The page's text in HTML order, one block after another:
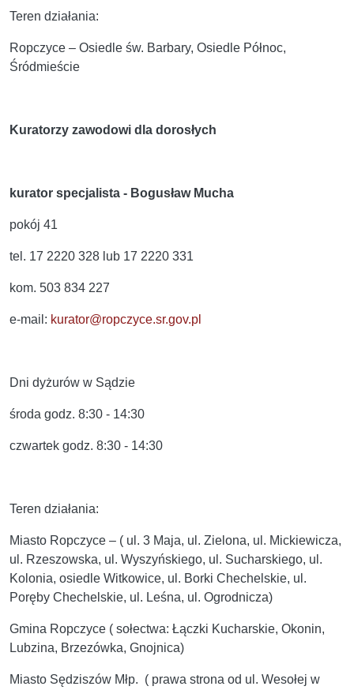
Teren działania:
Ropczyce – Osiedle św. Barbary, Osiedle Północ,
Śródmieście
Kuratorzy zawodowi dla dorosłych
kurator specjalista - Bogusław Mucha
pokój 41
tel. 17 2220 328 lub 17 2220 331
kom. 503 834 227
e-mail: kurator@ropczyce.sr.gov.pl
Dni dyżurów w Sądzie
środa godz. 8:30 - 14:30
czwartek godz. 8:30 - 14:30
Teren działania:
Miasto Ropczyce – ( ul. 3 Maja, ul. Zielona, ul. Mickiewicza,
ul. Rzeszowska, ul. Wyszyńskiego, ul. Sucharskiego, ul.
Kolonia, osiedle Witkowice, ul. Borki Chechelskie, ul.
Poręby Chechelskie, ul. Leśna, ul. Ogrodnicza)
Gmina Ropczyce ( sołectwa: Łączki Kucharskie, Okonin,
Lubzina, Brzezówka, Gnojnica)
Miasto Sędziszów Młp. ( prawa strona od ul. Wesołej w